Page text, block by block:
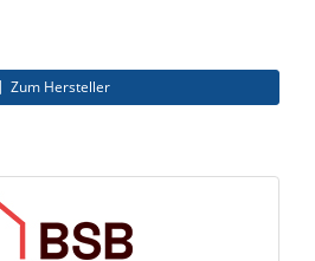
Zum Hersteller